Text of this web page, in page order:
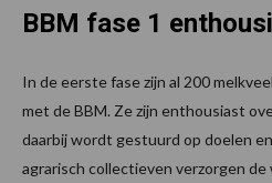
BBM fase 1
In de eerste fase zijn al 200
met de BBM. Ze zijn enthousiast
daarbij wordt gestuurd op doelen
agrarisch collectieven verzorgen de